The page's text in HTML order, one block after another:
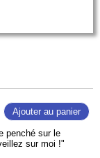
Ajouter au panier
penché sur le
sur moi !"